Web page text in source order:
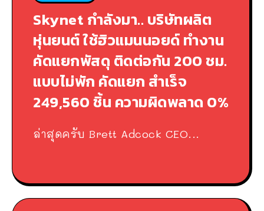
Skynet กำลังมา.. บริษัทผลิต
หุ่นยนต์ ใช้ฮิวแมนนอยด์ ทำงาน
คัดแยกพัสดุ ติดต่อกัน 200 ชม.
แบบไม่พัก คัดแยก สำเร็จ
249,560 ชิ้น ความผิดพลาด 0%
ล่าสุดครับ Brett Adcock CEO...